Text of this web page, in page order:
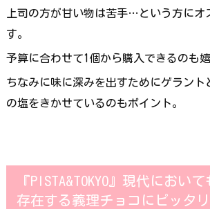
上司の方が甘い物は苦手…という方にオ
す。
予算に合わせて1個から購入できるのも
ちなみに味に深みを出すためにゲラント
の塩をきかせているのもポイント。
『PISTA&TOKYO』現代におい
存在する義理チョコにピッタ